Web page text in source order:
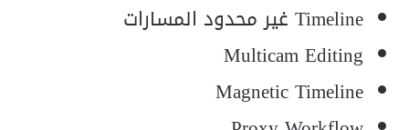
Timeline غير محدود المسارات
Multicam Editing
Magnetic Timeline